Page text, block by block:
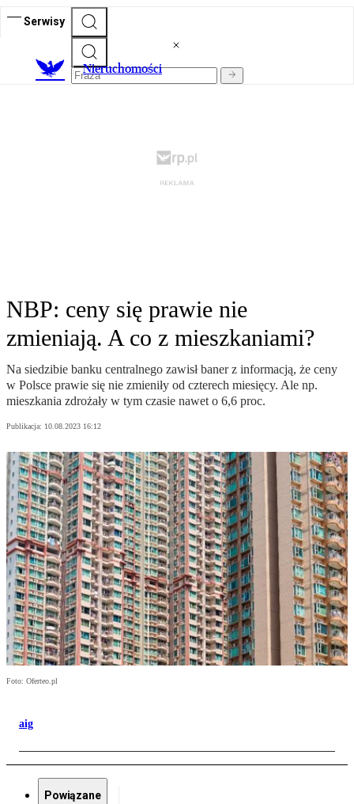
Serwisy
Nieruchomości
NBP: ceny się prawie nie
zmieniają. A co z mieszkaniami?
Na siedzibie banku centralnego zawisł baner z informacją, że ceny
w Polsce prawie się nie zmieniły od czterech miesięcy. Ale np.
mieszkania zdrożały w tym czasie nawet o 6,6 proc.
Publikacja: 10.08.2023 16:12
Foto: Oferteo.pl
aig
Powiązane